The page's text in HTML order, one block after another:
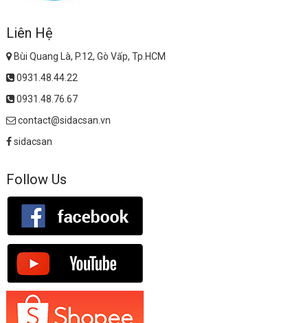
Liên Hệ
Bùi Quang Là, P.12, Gò Vấp, Tp.HCM
0931.48.44.22
0931.48.76.67
contact@sidacsan.vn
sidacsan
Follow Us